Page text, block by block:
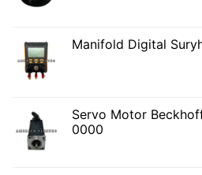
Manifold Digital
Servo Motor
0000